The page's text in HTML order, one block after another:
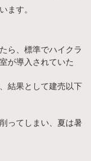
ます。
ら、標準でハイクラ
が導入されていた
結果として建売以下
ってしまい、夏は暑